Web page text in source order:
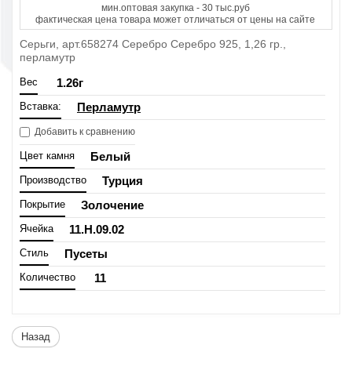
мин.оптовая закупка - 30 тыс.руб
фактическая цена товара может отличаться от цены на сайте
Серьги, арт.658274 Серебро Серебро 925, 1,26 гр.,
перламутр
Вес 1.26г
Вставка: Перламутр
Добавить к сравнению
Цвет камня Белый
Производство Турция
Покрытие Золочение
Ячейка 11.H.09.02
Стиль Пусеты
Количество 11
Назад